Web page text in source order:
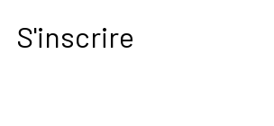
S'inscrire